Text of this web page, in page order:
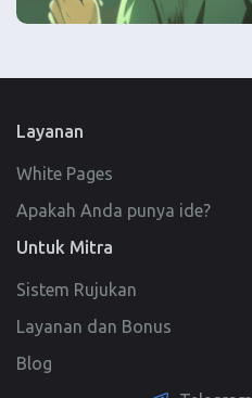
Layanan
White Pages
Apakah Anda punya ide?
Untuk Mitra
Sistem Rujukan
Layanan dan Bonus
Blog